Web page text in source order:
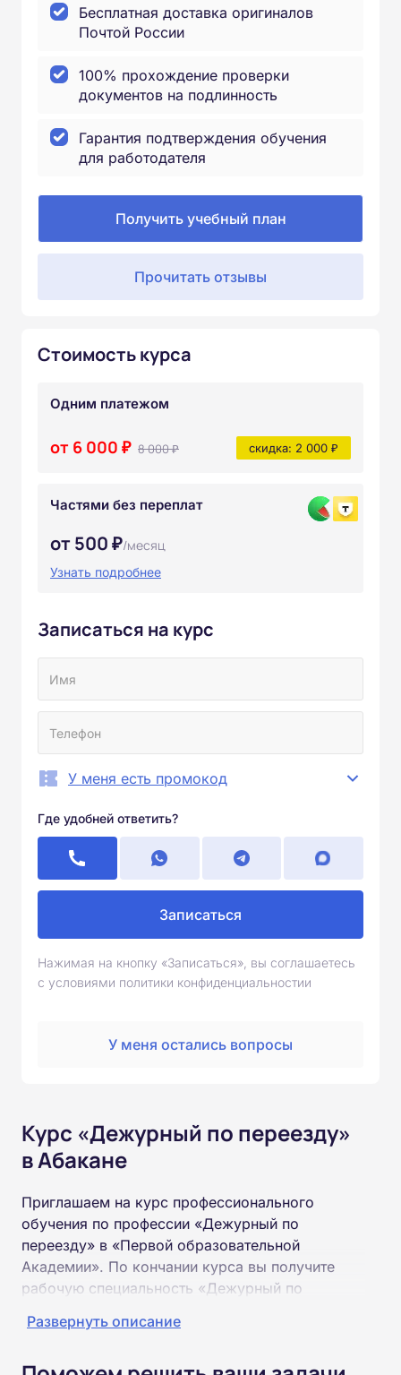
Бесплатная доставка оригиналов
Почтой России
100% прохождение проверки
документов на подлинность
Гарантия подтверждения обучения
для работодателя
Получить учебный план
Прочитать отзывы
Стоимость курса
Одним платежом
от 6 000 ₽ 8 000 ₽ скидка: 2 000 ₽
Частями без переплат
от 500 ₽/месяц
Узнать подробнее
Записаться на курс
У меня есть промокод
Где удобней ответить?
Записаться
Нажимая на кнопку «Записаться», вы соглашаетесь
с условиями политики конфиденциальностии
У меня остались вопросы
Курс «Дежурный по переезду»
в Абакане
Приглашаем на курс профессионального
обучения по профессии «Дежурный по
переезду» в «Первой образовательной
Академии». По кончании курса вы получите
рабочую специальность «Дежурный по
Развернуть описание